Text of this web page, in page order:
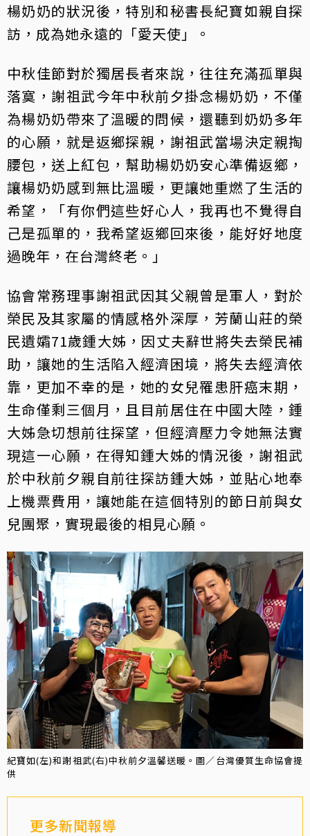
楊奶奶的狀況後，特別和秘書長紀寶如親自探
訪，成為她永遠的「愛天使」。
中秋佳節對於獨居長者來說，往往充滿孤單與
落寞，謝祖武今年中秋前夕掛念楊奶奶，不僅
為楊奶奶帶來了溫暖的問候，還聽到奶奶多年
的心願，就是返鄉探親，謝祖武當場決定親掏
腰包，送上紅包，幫助楊奶奶安心準備返鄉，
讓楊奶奶感到無比溫暖，更讓她重燃了生活的
希望，「有你們這些好心人，我再也不覺得自
己是孤單的，我希望返鄉回來後，能好好地度
過晚年，在台灣終老。」
協會常務理事謝祖武因其父親曾是軍人，對於
榮民及其家屬的情感格外深厚，芳蘭山莊的榮
民遺孀71歲鍾大姊，因丈夫辭世將失去榮民補
助，讓她的生活陷入經濟困境，將失去經濟依
靠，更加不幸的是，她的女兒罹患肝癌末期，
生命僅剩三個月，且目前居住在中國大陸，鍾
大姊急切想前往探望，但經濟壓力令她無法實
現這一心願，在得知鍾大姊的情況後，謝祖武
於中秋前夕親自前往探訪鍾大姊，並貼心地奉
上機票費用，讓她能在這個特別的節日前與女
兒團聚，實現最後的相見心願。
紀寶如(左)和謝祖武(右)中秋前夕溫馨送暖。圖／台灣優質生命協會提
供
更多新聞報導